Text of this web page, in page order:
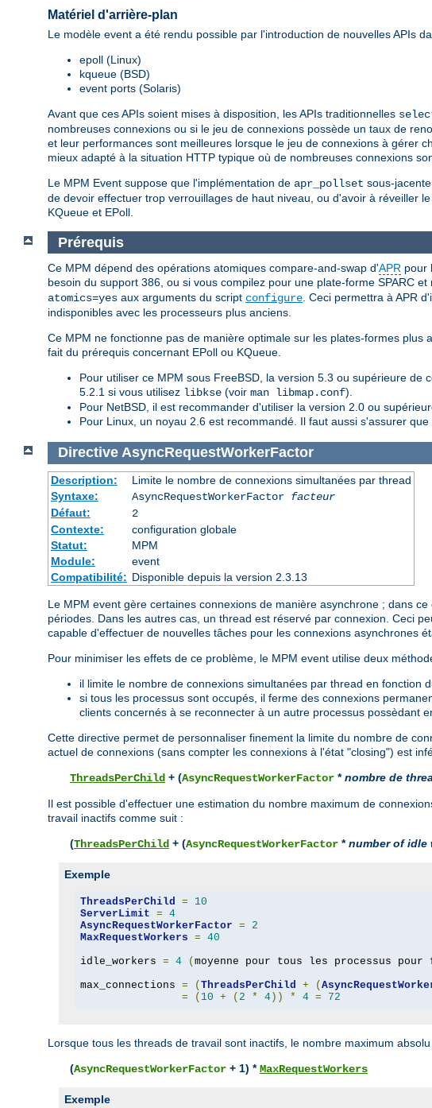
Matériel d'arrière-plan
Le modèle event a été rendu possible par l'introduction de nouvelles APIs
epoll (Linux)
kqueue (BSD)
event ports (Solaris)
Avant que ces APIs soient mises à disposition, les APIs traditionnelles
nombreuses connexions ou si le jeu de connexions possède un taux de
et leur performances sont meilleures lorsque le jeu de connexions à gérer
mieux adapté à la situation HTTP typique où de nombreuses connexions
Le MPM Event suppose que l'implémentation de apr_pollset sous-
de devoir effectuer trop verrouillages de haut niveau, ou d'avoir à réveiller
KQueue et EPoll.
Prérequis
Ce MPM dépend des opérations atomiques compare-and-swap d'APR pour
besoin du support 386, ou si vous compilez pour une plate-forme SPARC
atomics=yes aux arguments du script configure. Ceci permettra à APR
indisponibles avec les processeurs plus anciens.
Ce MPM ne fonctionne pas de manière optimale sur les plates-formes
fait du prérequis concernant EPoll ou KQueue.
Pour utiliser ce MPM sous FreeBSD, la version 5.3 ou supérieure
5.2.1 si vous utilisez libkse (voir man libmap.conf).
Pour NetBSD, il est recommander d'utiliser la version 2.0 ou
Pour Linux, un noyau 2.6 est recommandé. Il faut aussi s'assurer
Directive AsyncRequestWorkerFactor
Description:
Limite le nombre de connexions simultanées par thread
Syntaxe:
AsyncRequestWorkerFactor facteur
Défaut:
2
Contexte:
configuration globale
Statut:
MPM
Module:
event
Compatibilité: Disponible depuis la version 2.3.13
Le MPM event gère certaines connexions de manière asynchrone ; dans
périodes. Dans les autres cas, un thread est réservé par connexion. Ceci
capable d'effectuer de nouvelles tâches pour les connexions asynchrones
Pour minimiser les effets de ce problème, le MPM event utilise deux
il limite le nombre de connexions simultanées par thread en fonction
si tous les processus sont occupés, il ferme des connexions
clients concernés à se reconnecter à un autre processus possèdant
Cette directive permet de personnaliser finement la limite du nombre de
actuel de connexions (sans compter les connexions à l'état "closing") est
ThreadsPerChild + (AsyncRequestWorkerFactor *nombre de
Il est possible d'effectuer une estimation du nombre maximum de
travail inactifs comme suit :
(ThreadsPerChild + (AsyncRequestWorkerFactor *number of idle
Exemple
ThreadsPerChild =
10
ServerLimit = 4
AsyncRequestWorkerFactor =
2
MaxRequestWorkers = 40
idle_workers = 4 ( moyenne pour tous les processus
max_connections = ( ThreadsPerChild + (
=
( 10 + ( 2 * 4)) * 4 = 72
Lorsque tous les threads de travail sont inactifs, le nombre maximum
(AsyncRequestWorkerFactor + 1) *MaxRequestWorkers
Exemple